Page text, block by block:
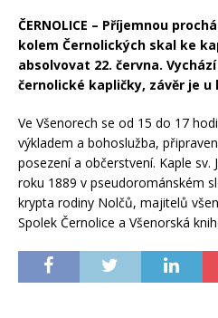
ČERNOLICE – Příjemnou
kolem Černolických skal ke
absolvovat 22. června.
černolické kapličky, závěr je u
Ve Všenorech se od 15 do 17
výkladem a bohoslužba,
posezení a občerstvení. Kaple sv.
roku 1889 v pseudorománském
krypta rodiny Nolčů, majitelů
Spolek Černolice a Všenorská